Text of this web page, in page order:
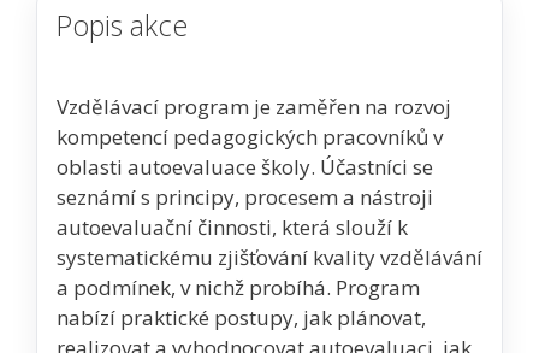
Popis akce
Vzdělávací program je zaměřen na rozvoj
kompetencí pedagogických pracovníků v
oblasti autoevaluace školy. Účastníci se
seznámí s principy, procesem a nástroji
autoevaluační činnosti, která slouží k
systematickému zjišťování kvality vzdělávání
a podmínek, v nichž probíhá. Program
nabízí praktické postupy, jak plánovat,